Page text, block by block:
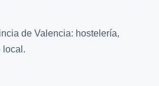
de Valencia: hostelería,
local.